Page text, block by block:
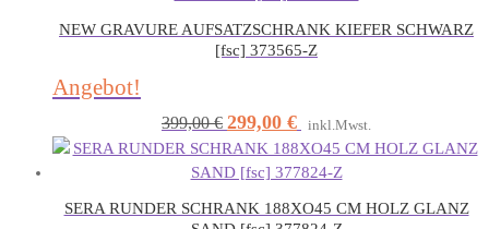
NEW GRAVURE AUFSATZSCHRANK KIEFER SCHWARZ
[fsc] 373565-Z
Angebot!
399,00€ Ursprünglicher
Preis
war:
299,00 €Aktueller
Preis
ist:
inkl.Mwst.
SERA RUNDER SCHRANK 188XO45 CM HOLZ GLANZ